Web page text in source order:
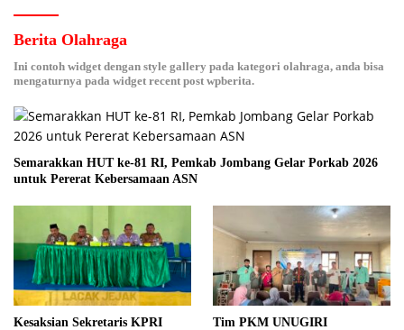
Berita Olahraga
Ini contoh widget dengan style gallery pada kategori olahraga, anda bisa
mengaturnya pada widget recent post wpberita.
Semarakkan HUT ke-81 RI, Pemkab Jombang Gelar Porkab 2026
untuk Pererat Kebersamaan ASN
Kesaksian Sekretaris KPRI
Tim PKM UNUGIRI